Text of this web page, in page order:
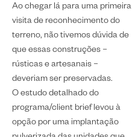
Ao chegar lá para uma primeira
visita de reconhecimento do
terreno, não tivemos dúvida de
que essas construções –
rústicas e artesanais –
deveriam ser preservadas.
O estudo detalhado do
programa/client brief levou à
opção por uma implantação